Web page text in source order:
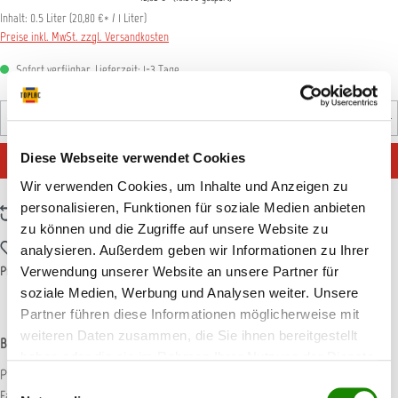
Diese Webseite verwendet Cookies
Wir verwenden Cookies, um Inhalte und Anzeigen zu
personalisieren, Funktionen für soziale Medien anbieten
zu können und die Zugriffe auf unsere Website zu
analysieren. Außerdem geben wir Informationen zu Ihrer
Verwendung unserer Website an unsere Partner für
soziale Medien, Werbung und Analysen weiter. Unsere
Partner führen diese Informationen möglicherweise mit
weiteren Daten zusammen, die Sie ihnen bereitgestellt
Inhalt: 0.5 Liter (20,80 €* / 1 Liter)
Preise inkl. MwSt. zzgl. Versandkosten
Sofort verfügbar, Lieferzeit: 1-3 Tage
Produkt Anzahl: Gib den gewünschten Wert ein oder
IN DEN WARENKORB
Zum Vergleich hinzufügen
Zum Merkzettel hinzufügen
Produktnummer:MD383410
Beschreibung
Pflegeprodukt für schwarze Kunststoffstoßstangen, zur Auffrischung von